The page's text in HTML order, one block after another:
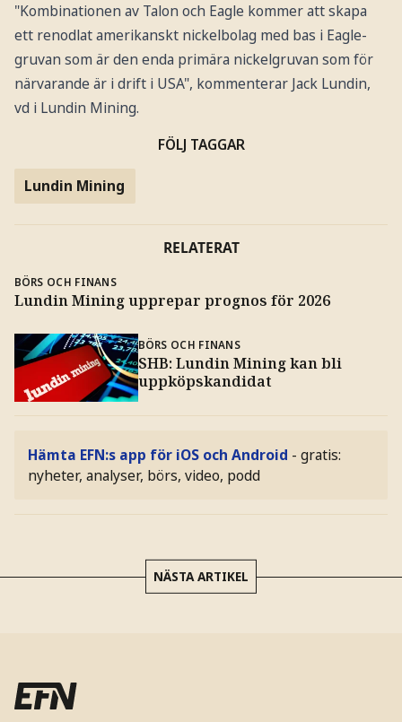
"Kombinationen av Talon och Eagle kommer att skapa
ett renodlat amerikanskt nickelbolag med bas i Eagle-
gruvan som är den enda primära nickelgruvan som för
närvarande är i drift i USA", kommenterar Jack Lundin,
vd i Lundin Mining.
FÖLJ TAGGAR
Lundin Mining
RELATERAT
BÖRS OCH FINANS
Lundin Mining upprepar prognos för 2026
BÖRS OCH FINANS
SHB: Lundin Mining kan bli
uppköpskandidat
Hämta EFN:s app för iOS och Android - gratis:
nyheter, analyser, börs, video, podd
NÄSTA ARTIKEL